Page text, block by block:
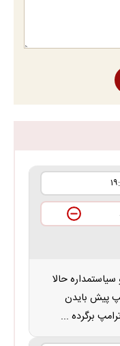
حالا
پیش بایدن
برگرده ...